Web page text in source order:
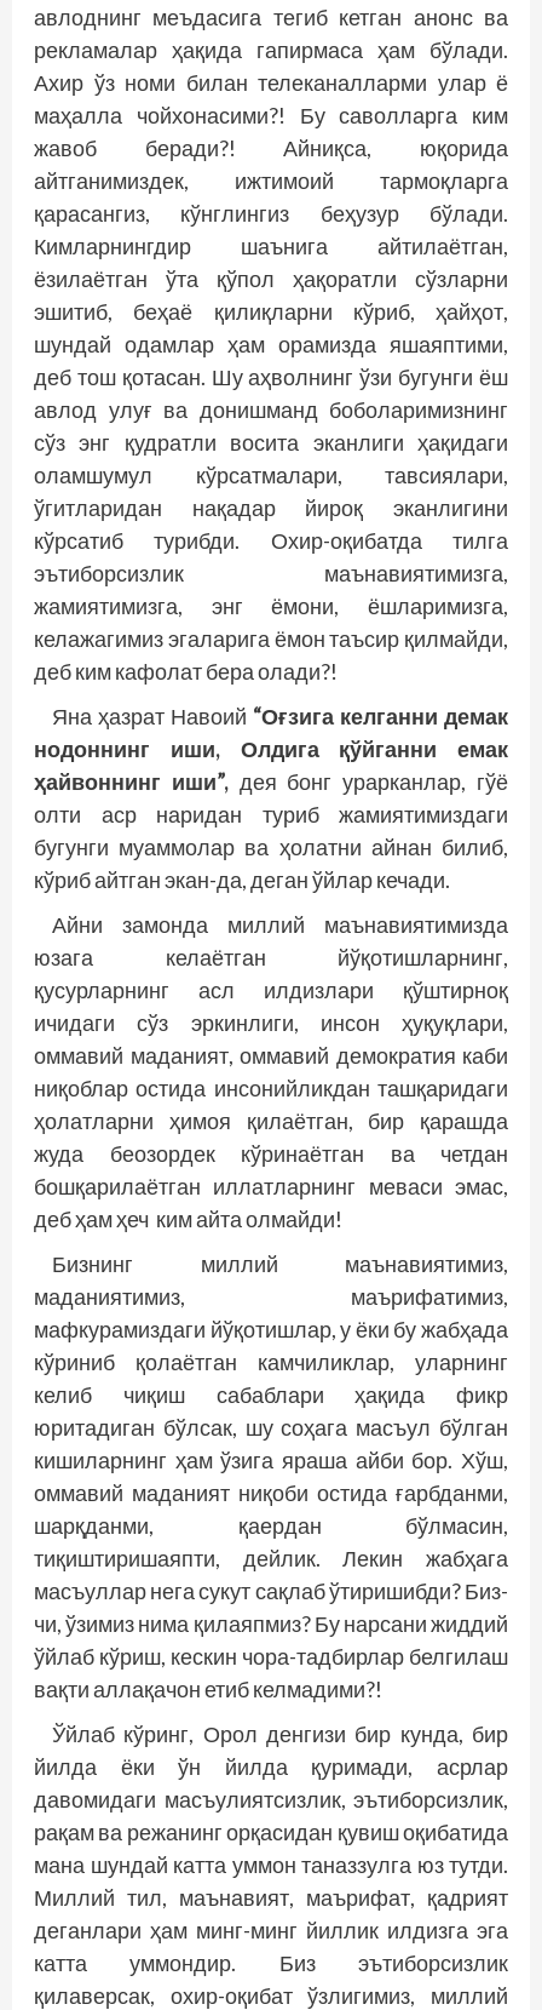
авлоднинг меъдасига тегиб кетган анонс ва
рекламалар ҳақида гапирмаса ҳам бўлади.
Ахир ўз номи билан телеканалларми улар ё
маҳалла чойхонасими?! Бу саволларга ким
жавоб беради?! Айниқса, юқорида
айтганимиздек, ижтимоий тармоқларга
қарасангиз, кўнглингиз беҳузур бўлади.
Кимларнингдир шаънига айтилаётган,
ёзилаётган ўта қўпол ҳақоратли сўзларни
эшитиб, беҳаё қилиқларни кўриб, ҳайҳот,
шундай одамлар ҳам орамизда яшаяптими,
деб тош қотасан. Шу аҳволнинг ўзи бугунги ёш
авлод улуғ ва донишманд боболаримизнинг
сўз энг қудратли восита эканлиги ҳақидаги
оламшумул кўрсатмалари, тавсиялари,
ўгитларидан нақадар йироқ эканлигини
кўрсатиб турибди. Охир-оқибатда тилга
эътиборсизлик маънавиятимизга,
жамиятимизга, энг ёмони, ёшларимизга,
келажагимиз эгаларига ёмон таъсир қилмайди,
деб ким кафолат бера олади?!
Яна ҳазрат Навоий “Оғзига келганни демак
нодоннинг иши, Олдига қўйганни емак
ҳайвоннинг иши”,дея бонг урарканлар, гўё
олти аср наридан туриб жамиятимиздаги
бугунги муаммолар ва ҳолатни айнан билиб,
кўриб айтган экан-да, деган ўйлар кечади.
Айни замонда миллий маънавиятимизда
юзага келаётган йўқотишларнинг,
қусурларнинг асл илдизлари қўштирноқ
ичидаги сўз эркинлиги, инсон ҳуқуқлари,
оммавий маданият, оммавий демократия каби
ниқоблар остида инсонийликдан ташқаридаги
ҳолатларни ҳимоя қилаётган, бир қарашда
жуда беозордек кўринаётган ва четдан
бошқарилаётган иллатларнинг меваси эмас,
деб ҳам ҳеч ким айта олмайди!
Бизнинг миллий маънавиятимиз,
маданиятимиз, маърифатимиз,
мафкурамиздаги йўқотишлар, у ёки бу жабҳада
кўриниб қолаётган камчиликлар, уларнинг
келиб чиқиш сабаблари ҳақида фикр
юритадиган бўлсак, шу соҳага масъул бўлган
кишиларнинг ҳам ўзига яраша айби бор. Хўш,
оммавий маданият ниқоби остида ғарбданми,
шарқданми, қаердан бўлмасин,
тиқиштиришаяпти, дейлик. Лекин жабҳага
масъуллар нега сукут сақлаб ўтиришибди? Биз-
чи, ўзимиз нима қилаяпмиз? Бу нарсани жиддий
ўйлаб кўриш, кескин чора-тадбирлар белгилаш
вақти аллақачон етиб келмадими?!
Ўйлаб кўринг, Орол денгизи бир кунда, бир
йилда ёки ўн йилда қуримади, асрлар
давомидаги масъулиятсизлик, эътиборсизлик,
рақам ва режанинг орқасидан қувиш оқибатида
мана шундай катта уммон таназзулга юз тутди.
Миллий тил, маънавият, маърифат, қадрият
деганлари ҳам минг-минг йиллик илдизга эга
катта уммондир. Биз эътиборсизлик
қилаверсак, охир-оқибат ўзлигимиз, миллий